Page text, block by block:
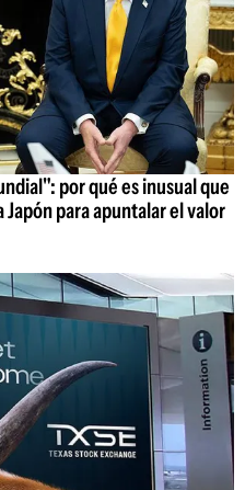
por qué es inusual que
para apuntalar el valor